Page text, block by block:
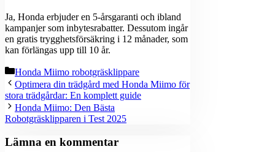
Ja, Honda erbjuder en 5-årsgaranti och ibland
kampanjer som inbytesrabatter. Dessutom ingår
en gratis trygghetsförsäkring i 12 månader, som
kan förlängas upp till 10 år.
Kategorier
Honda Miimo robotgräsklippare
Optimera din trädgård med Honda Miimo för
stora trädgårdar: En komplett guide
Honda Miimo: Den Bästa
Robotgräsklipparen i Test 2025
Lämna en kommentar